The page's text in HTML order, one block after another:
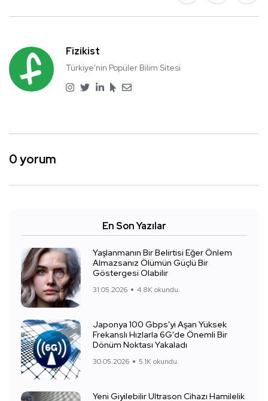
Fizikist
Türkiye'nin Popüler Bilim Sitesi
0 yorum
En Son Yazılar
Yaşlanmanın Bir Belirtisi Eğer Önlem
Almazsanız Ölümün Güçlü Bir
Göstergesi Olabilir
31.05.2026 4.8K okundu.
Japonya 100 Gbps'yi Aşan Yüksek
Frekanslı Hızlarla 6G'de Önemli Bir
Dönüm Noktası Yakaladı
30.05.2026 5.1K okundu.
Yeni Giyilebilir Ultrason Cihazı Hamilelik